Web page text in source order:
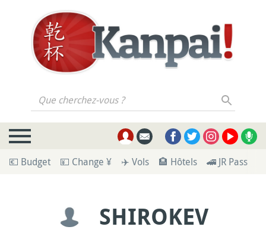
Que cherchez-vous ?
💶 Budget 💴 Change ¥ ✈️ Vols 🏨 Hôtels 🚄 JR Pass
SHIROKEV